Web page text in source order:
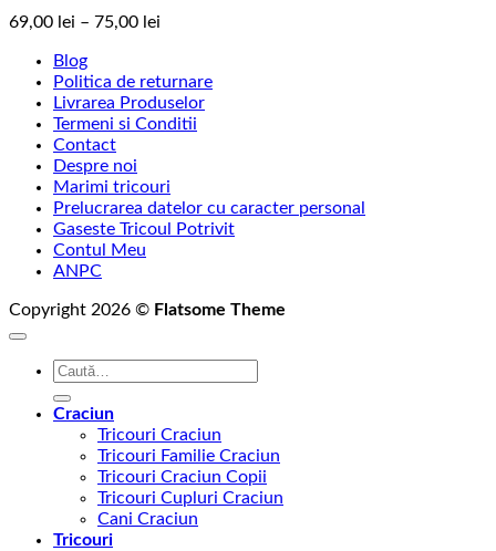
69,00 lei – 75,00 lei
69,00 lei
până
la
Blog
Politica de returnare
Livrarea Produselor
Termeni si Conditii
Contact
Despre noi
Marimi tricouri
Prelucrarea datelor cu caracter personal
Gaseste Tricoul Potrivit
Contul Meu
ANPC
Copyright 2026 © Flatsome Theme
Caută
Craciun
Tricouri Craciun
Tricouri Familie Craciun
Tricouri Craciun Copii
Tricouri Cupluri Craciun
Cani Craciun
Tricouri